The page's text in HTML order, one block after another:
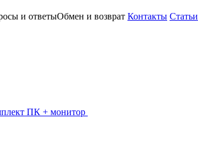
и ответыОбмен и возврат Контакты Статьи
ПК + монитор